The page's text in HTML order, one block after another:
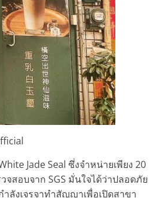
Jade Seal ซึ่งจำหน่ายเพียง 20
สอบจาก SGS มั่นใจได้ว่าปลอดภัย
ลังเจรจาทำสัญญาเพื่อเปิดสาขา